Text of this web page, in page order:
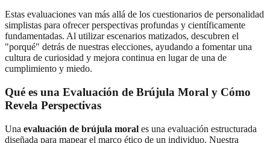
Estas evaluaciones van más allá de los cuestionarios de personalidad
simplistas para ofrecer perspectivas profundas y científicamente
fundamentadas. Al utilizar escenarios matizados, descubren el
"porqué" detrás de nuestras elecciones, ayudando a fomentar una
cultura de curiosidad y mejora continua en lugar de una de
cumplimiento y miedo.
Qué es una Evaluación de Brújula Moral y Cómo
Revela Perspectivas
Una evaluación de brújula moral es una evaluación estructurada
diseñada para mapear el marco ético de un individuo. Nuestra